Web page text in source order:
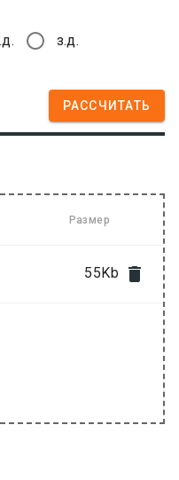
з.д.
РАССЧИТАТЬ
Размер
55Kb 